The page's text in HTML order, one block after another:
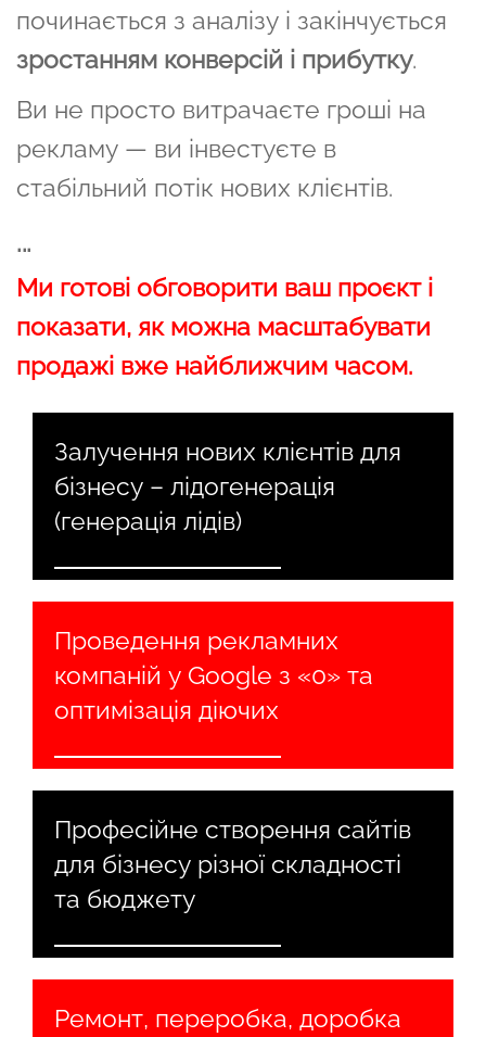
починається з аналізу і закінчується
зростанням конверсій і прибутку.
Ви не просто витрачаєте гроші на
рекламу — ви інвестуєте в
стабільний потік нових клієнтів.
...
Ми готові обговорити ваш проєкт і
показати, як можна масштабувати
продажі вже найближчим часом.
Залучення нових клієнтів для
бізнесу – лідогенерація
(генерація лідів)
Проведення рекламних
компаній у Google з «0» та
оптимізація діючих
Професійне створення сайтів
для бізнесу різної складності
та бюджету
Ремонт, переробка, доробка